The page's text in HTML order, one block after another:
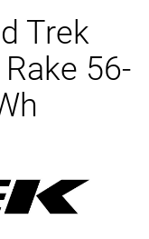
Trek
56-